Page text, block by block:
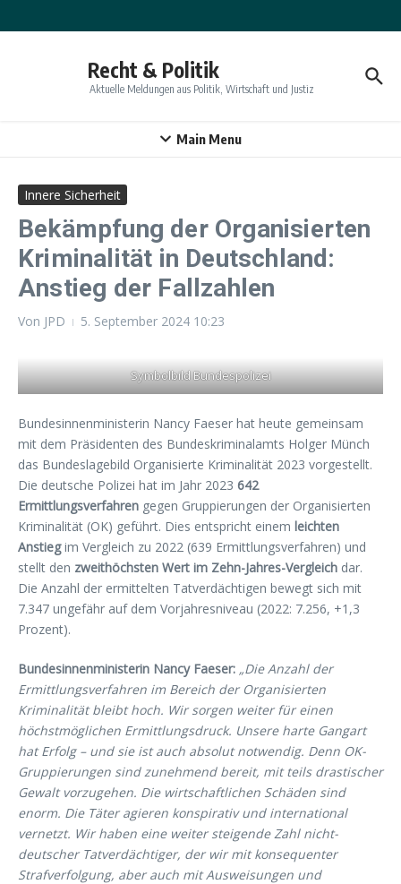
Recht & Politik
Aktuelle Meldungen aus Politik, Wirtschaft und Justiz
Main Menu
Innere Sicherheit
Bekämpfung der Organisierten
Kriminalität in Deutschland:
Anstieg der Fallzahlen
Von JPD 5. September 2024 10:23
Symbolbild Bundespolizei
Bundesinnenministerin Nancy Faeser hat heute gemeinsam
mit dem Präsidenten des Bundeskriminalamts Holger Münch
das Bundeslagebild Organisierte Kriminalität 2023 vorgestellt.
Die deutsche Polizei hat im Jahr 2023 642
Ermittlungsverfahren gegen Gruppierungen der Organisierten
Kriminalität (OK) geführt. Dies entspricht einem leichten
Anstiegim Vergleich zu 2022 (639 Ermittlungsverfahren) und
stellt den zweithöchsten Wert im Zehn-Jahres-Vergleich dar.
Die Anzahl der ermittelten Tatverdächtigen bewegt sich mit
7.347 ungefähr auf dem Vorjahresniveau (2022: 7.256, +1,3
Prozent).
Bundesinnenministerin Nancy Faeser: „Die Anzahl der
Ermittlungsverfahren im Bereich der Organisierten
Kriminalität bleibt hoch. Wir sorgen weiter für einen
höchstmöglichen Ermittlungsdruck. Unsere harte Gangart
hat Erfolg – und sie ist auch absolut notwendig. Denn OK-
Gruppierungen sind zunehmend bereit, mit teils drastischer
Gewalt vorzugehen. Die wirtschaftlichen Schäden sind
enorm. Die Täter agieren konspirativ und international
vernetzt. Wir haben eine weiter steigende Zahl nicht-
deutscher Tatverdächtiger, der wir mit konsequenter
Strafverfolgung, aber auch mit Ausweisungen und